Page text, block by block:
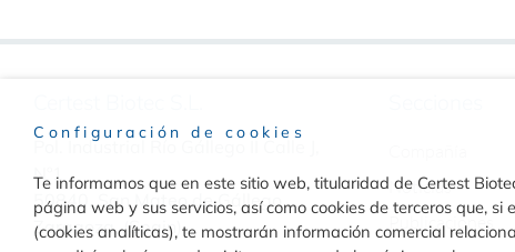
Pol. Industrial Río Gállego II Calle J,
Nº1
50840, San Mateo de Gállego
Zaragoza, (Spain)
Noticias
Publicaciones
Configuración de cookies
Te informamos que en este sitio web, titularidad de Certest
página web y sus servicios, así como cookies de terceros que,
(cookies analíticas), te mostrarán información comercial